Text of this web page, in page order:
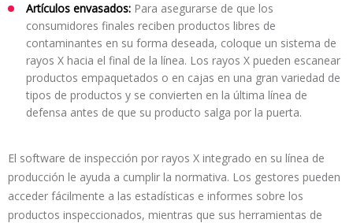
Artículos envasados: Para asegurarse de que los
consumidores finales reciben productos libres de
contaminantes en su forma deseada, coloque un sistema de
rayos X hacia el final de la línea. Los rayos X pueden escanear
productos empaquetados o en cajas en una gran variedad de
tipos de productos y se convierten en la última línea de
defensa antes de que su producto salga por la puerta.
El software de inspección por rayos X integrado en su línea de
producción le ayuda a cumplir la normativa. Los gestores pueden
acceder fácilmente a las estadísticas e informes sobre los
productos inspeccionados, mientras que sus herramientas de